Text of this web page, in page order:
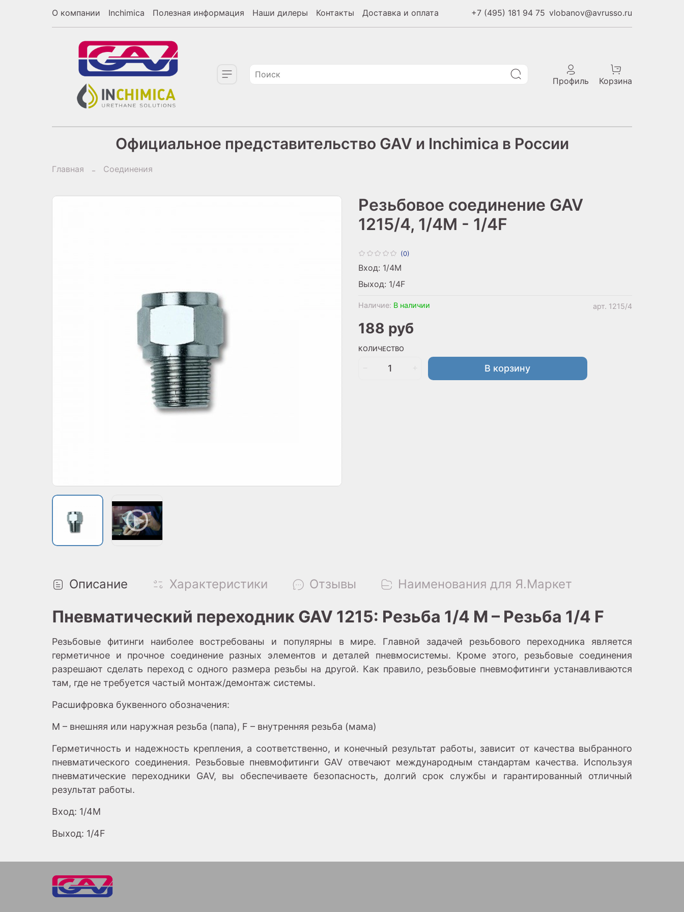
О компании Inchimica Полезная информация Наши дилеры Контакты Доставка и оплата +7 (495) 181 94 75 vlobanov@avrusso.ru
Профиль Корзина
Официальное представительство GAV и Inchimica в России
Главная Соединения
(0)
арт. 1215/4
Наличие: В наличии
Резьбовое соединение GAV
1215/4, 1/4M - 1/4F
188 руб
КОЛИЧЕСТВО
В корзину
Вход: 1/4M
Выход: 1/4F
Описание Характеристики Отзывы Наименования для Я.Маркет
Пневматический переходник GAV 1215: Резьба 1/4 М – Резьба 1/4 F
Резьбовые фитинги наиболее востребованы и популярны в мире. Главной задачей резьбового переходника является
герметичное и прочное соединение разных элементов и деталей пневмосистемы. Кроме этого, резьбовые соединения
разрешают сделать переход с одного размера резьбы на другой. Как правило, резьбовые пневмофитинги устанавливаются
там, где не требуется частый монтаж/демонтаж системы.
Расшифровка буквенного обозначения:
M – внешняя или наружная резьба (папа), F – внутренняя резьба (мама)
Герметичность и надежность крепления, а соответственно, и конечный результат работы, зависит от качества выбранного
пневматического соединения. Резьбовые пневмофитинги GAV отвечают международным стандартам качества. Используя
пневматические переходники GAV, вы обеспечиваете безопасность, долгий срок службы и гарантированный отличный
результат работы.
Вход: 1/4M
Выход: 1/4F